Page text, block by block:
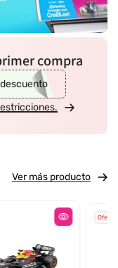
compra
Ver más producto
Oferta